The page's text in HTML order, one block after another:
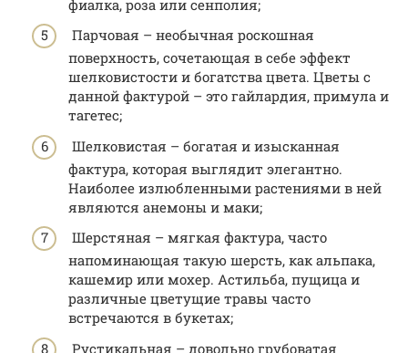
фиалка, роза или сенполия;
Парчовая – необычная роскошная
поверхность, сочетающая в себе эффект
шелковистости и богатства цвета. Цветы с
данной фактурой – это гайлардия, примула и
тагетес;
Шелковистая – богатая и изысканная
фактура, которая выглядит элегантно.
Наиболее излюбленными растениями в ней
являются анемоны и маки;
Шерстяная – мягкая фактура, часто
напоминающая такую шерсть, как альпака,
кашемир или мохер. Астильба, пущица и
различные цветущие травы часто
встречаются в букетах;
Рустикальная – довольно грубоватая